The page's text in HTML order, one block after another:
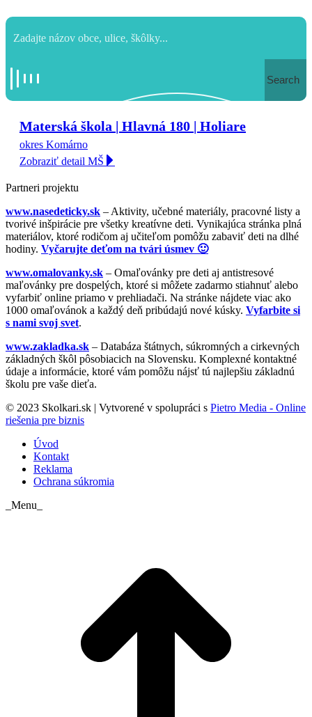
Search
Materská škola | Hlavná 180 | Holiare
okres Komárno
Zobraziť detail MŠ
Partneri projektu
www.nasedeticky.sk – Aktivity, učebné materiály, pracovné listy a
tvorivé inšpirácie pre všetky kreatívne deti. Vynikajúca stránka plná
materiálov, ktoré rodičom aj učiteľom pomôžu zabaviť deti na dlhé
hodiny. Vyčarujte deťom na tvári úsmev 🙂
www.omalovanky.sk – Omaľovánky pre deti aj antistresové
maľovánky pre dospelých, ktoré si môžete zadarmo stiahnuť alebo
vyfarbiť online priamo v prehliadači. Na stránke nájdete viac ako
1000 omaľovánok a každý deň pribúdajú nové kúsky. Vyfarbite si
s nami svoj svet.
www.zakladka.sk – Databáza štátnych, súkromných a cirkevných
základných škôl pôsobiacich na Slovensku. Komplexné kontaktné
údaje a informácie, ktoré vám pomôžu nájsť tú najlepšiu základnú
školu pre vaše dieťa.
© 2023 Skolkari.sk | Vytvorené v spolupráci s Pietro Media - Online
riešenia pre biznis
Úvod
Kontakt
Reklama
Ochrana súkromia
_Menu_